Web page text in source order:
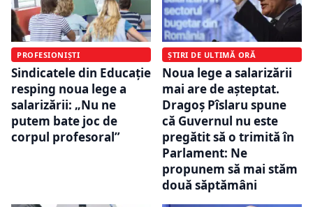
PROFESIONIȘTI
Sindicatele din Educație
resping noua lege a
salarizării: „Nu ne
putem bate joc de
corpul profesoral”
ȘTIRI DE ULTIMĂ ORĂ
Noua lege a salarizării
mai are de așteptat.
Dragoș Pîslaru spune
că Guvernul nu este
pregătit să o trimită în
Parlament: Ne
propunem să mai stăm
două săptămâni